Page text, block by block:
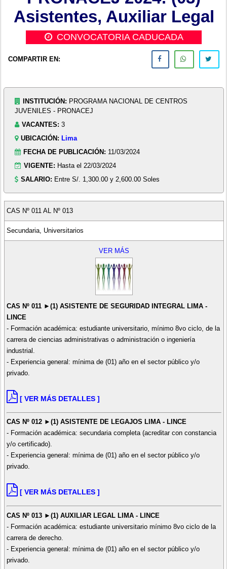
Asistentes, Auxiliar Legal
CONVOCATORIA CADUCADA
COMPARTIR EN:
INSTITUCIÓN: PROGRAMA NACIONAL DE CENTROS
JUVENILES - PRONACEJ
VACANTES: 3
UBICACIÓN: Lima
FECHA DE PUBLICACIÓN: 11/03/2024
VIGENTE: Hasta el 22/03/2024
SALARIO: Entre S/. 1,300.00 y 2,600.00 Soles
CAS Nº 011 AL Nº 013
Secundaria, Universitarios
VER MÁS
CAS Nº 011 ►(1) ASISTENTE DE SEGURIDAD INTEGRAL LIMA -
LINCE
- Formación académica: estudiante universitario, mínimo 8vo ciclo, de la
carrera de ciencias administrativas o administración o ingeniería
industrial.
- Experiencia general: mínima de (01) año en el sector público y/o
privado.
[ VER MÁS DETALLES ]
CAS Nº 012 ►(1) ASISTENTE DE LEGAJOS LIMA - LINCE
- Formación académica: secundaria completa (acreditar con constancia
y/o certificado).
- Experiencia general: mínima de (01) año en el sector público y/o
privado.
[ VER MÁS DETALLES ]
CAS Nº 013 ►(1) AUXILIAR LEGAL LIMA - LINCE
- Formación académica: estudiante universitario mínimo 8vo ciclo de la
carrera de derecho.
- Experiencia general: mínima de (01) año en el sector público y/o
privado.